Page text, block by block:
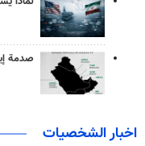
صدمة
اخبار الشخصيات